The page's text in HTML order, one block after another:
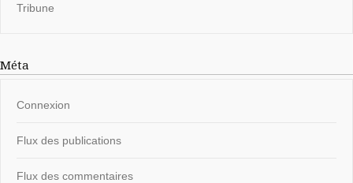
Tribune
Méta
Connexion
Flux des publications
Flux des commentaires